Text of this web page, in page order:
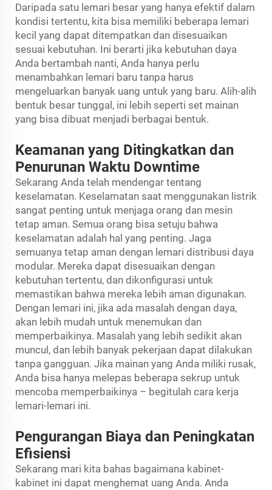
Daripada satu lemari besar yang hanya efektif dalam
kondisi tertentu, kita bisa memiliki beberapa lemari
kecil yang dapat ditempatkan dan disesuaikan
sesuai kebutuhan. Ini berarti jika kebutuhan daya
Anda bertambah nanti, Anda hanya perlu
menambahkan lemari baru tanpa harus
mengeluarkan banyak uang untuk yang baru. Alih-alih
bentuk besar tunggal, ini lebih seperti set mainan
yang bisa dibuat menjadi berbagai bentuk.
Keamanan yang Ditingkatkan dan
Penurunan Waktu Downtime
Sekarang Anda telah mendengar tentang
keselamatan. Keselamatan saat menggunakan listrik
sangat penting untuk menjaga orang dan mesin
tetap aman. Semua orang bisa setuju bahwa
keselamatan adalah hal yang penting. Jaga
semuanya tetap aman dengan lemari distribusi daya
modular. Mereka dapat disesuaikan dengan
kebutuhan tertentu, dan dikonfigurasi untuk
memastikan bahwa mereka lebih aman digunakan.
Dengan lemari ini, jika ada masalah dengan daya,
akan lebih mudah untuk menemukan dan
memperbaikinya. Masalah yang lebih sedikit akan
muncul, dan lebih banyak pekerjaan dapat dilakukan
tanpa gangguan. Jika mainan yang Anda miliki rusak,
Anda bisa hanya melepas beberapa sekrup untuk
mencoba memperbaikinya – begitulah cara kerja
lemari-lemari ini.
Pengurangan Biaya dan Peningkatan
Efisiensi
Sekarang mari kita bahas bagaimana kabinet-
kabinet ini dapat menghemat uang Anda. Anda